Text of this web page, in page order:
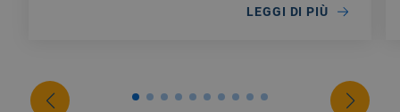
LEGGI DI PIÙ